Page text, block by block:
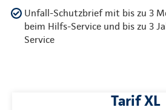
Unfall-Schutzbrief mit bis zu 3
beim Hilfs-Service und bis zu 3
Service
Tarif XL